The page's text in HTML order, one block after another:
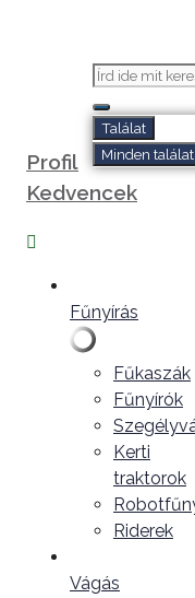
tartalombaSearch
...
Találat
Minden találat
Profil
Kedvencek
Fűnyírás
Fűkaszák
Fűnyírók
Kerti
traktorok
Riderek
Vágás